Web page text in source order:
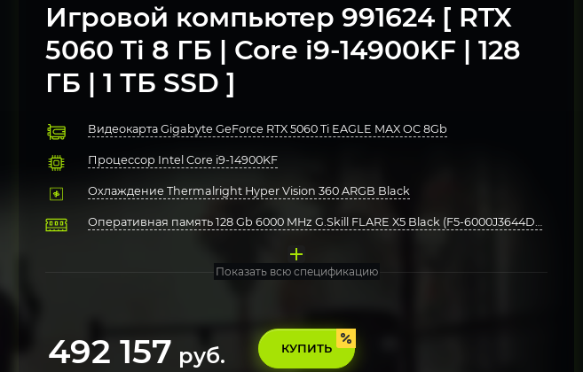
Игровой компьютер 991624 [ RTX
5060 Ti 8 ГБ | Core i9-14900KF | 128
ГБ | 1 ТБ SSD ]
Видеокарта Gigabyte GeForce RTX 5060 Ti EAGLE MAX OC 8Gb
Процессор Intel Core i9-14900KF
Охлаждение Thermalright Hyper Vision 360 ARGB Black
Оперативная память 128 Gb 6000 MHz G.Skill FLARE X5 Black (F5-6000J3644D64GX2-
Показать всю спецификацию
492 157 руб. КУПИТЬ